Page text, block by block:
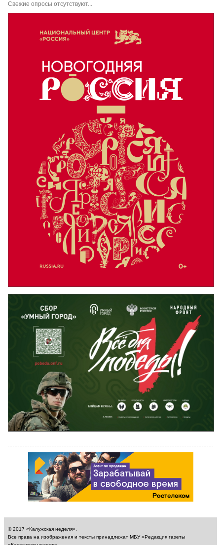
Свежие опросы отсутствуют...
© 2017 «Калужская неделя».
Все права на изображения и тексты принадлежат МБУ «Редакция газеты